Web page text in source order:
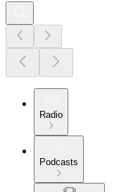
Radio
Podcasts